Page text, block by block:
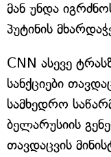
მან უნდა
პუტინის
CNN ასევე
სანქციები
სამხედრო
ბელარუსიის
თავდაცვის